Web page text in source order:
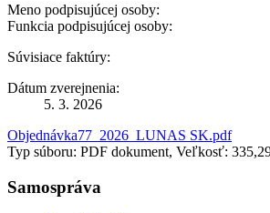
Meno podpisujúcej osoby:
Funkcia podpisujúcej osoby:
Súvisiace faktúry:
Dátum zverejnenia:
5. 3. 2026
Objednávka77_2026_LUNAS SK.pdf
Typ súboru: PDF dokument, Veľkosť:
Samospráva